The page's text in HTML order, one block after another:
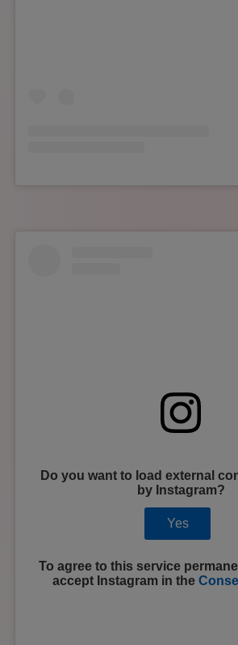
Do you want to load external
by Instagram?
Yes
To agree to this service
accept Instagramin the